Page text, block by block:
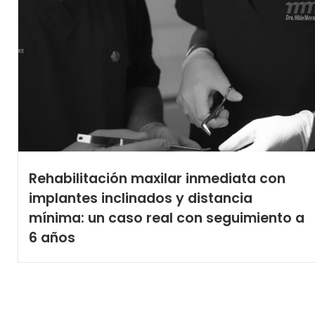
Rehabilitación maxilar inmediata con
implantes inclinados y distancia
mínima: un caso real con seguimiento a
6 años